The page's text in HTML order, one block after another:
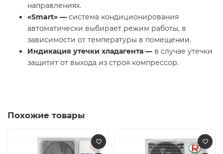
направлениях.
«Smart» — система кондиционирования
автоматически выбирает режим работы, в
зависимости от температуры в помещении.
Индикация утечки хладагента — в случае утечки
защитит от выхода из строя компрессор.
Похожие товары